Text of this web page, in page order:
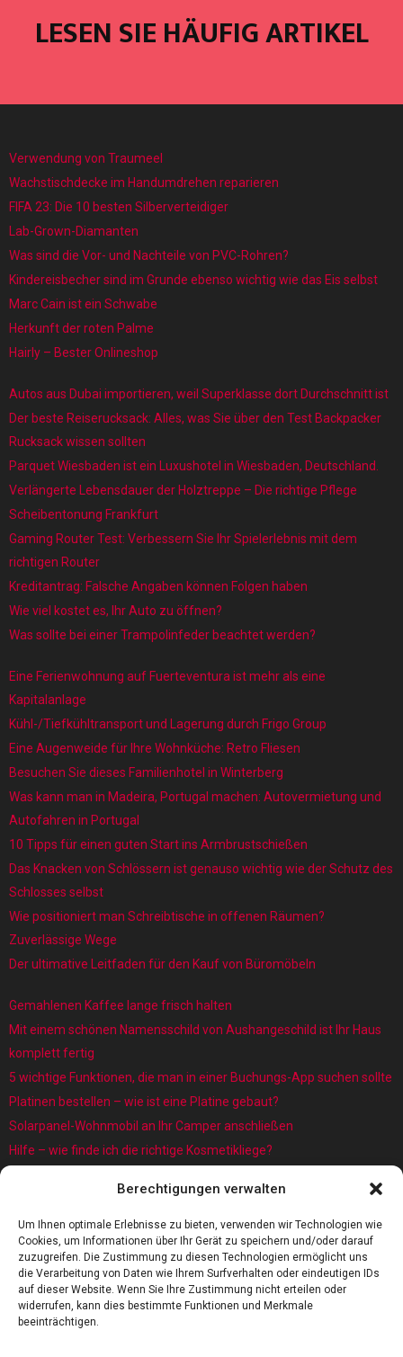
Berechtigungen verwalten
Um Ihnen optimale Erlebnisse zu bieten, verwenden wir Technologien wie
Cookies, um Informationen über Ihr Gerät zu speichern und/oder darauf
zuzugreifen. Die Zustimmung zu diesen Technologien ermöglicht uns
die Verarbeitung von Daten wie Ihrem Surfverhalten oder eindeutigen IDs
auf dieser Website. Wenn Sie Ihre Zustimmung nicht erteilen oder
widerrufen, kann dies bestimmte Funktionen und Merkmale
beeinträchtigen.
LESEN SIE HÄUFIG ARTIKEL
Verwendung von Traumeel
Wachstischdecke im Handumdrehen reparieren
FIFA 23: Die 10 besten Silberverteidiger
Lab-Grown-Diamanten
Was sind die Vor- und Nachteile von PVC-Rohren?
Kindereisbecher sind im Grunde ebenso wichtig wie das Eis selbst
Marc Cain ist ein Schwabe
Herkunft der roten Palme
Hairly – Bester Onlineshop
Autos aus Dubai importieren, weil Superklasse dort Durchschnitt ist
Der beste Reiserucksack: Alles, was Sie über den Test Backpacker
Rucksack wissen sollten
Parquet Wiesbaden ist ein Luxushotel in Wiesbaden, Deutschland.
Verlängerte Lebensdauer der Holztreppe – Die richtige Pflege
Scheibentonung Frankfurt
Gaming Router Test: Verbessern Sie Ihr Spielerlebnis mit dem
richtigen Router
Kreditantrag: Falsche Angaben können Folgen haben
Wie viel kostet es, Ihr Auto zu öffnen?
Was sollte bei einer Trampolinfeder beachtet werden?
Eine Ferienwohnung auf Fuerteventura ist mehr als eine
Kapitalanlage
Kühl-/Tiefkühltransport und Lagerung durch Frigo Group
Eine Augenweide für Ihre Wohnküche: Retro Fliesen
Besuchen Sie dieses Familienhotel in Winterberg
Was kann man in Madeira, Portugal machen: Autovermietung und
Autofahren in Portugal
10 Tipps für einen guten Start ins Armbrustschießen
Das Knacken von Schlössern ist genauso wichtig wie der Schutz des
Schlosses selbst
Wie positioniert man Schreibtische in offenen Räumen?
Zuverlässige Wege
Der ultimative Leitfaden für den Kauf von Büromöbeln
Gemahlenen Kaffee lange frisch halten
Mit einem schönen Namensschild von Aushangeschild ist Ihr Haus
komplett fertig
5 wichtige Funktionen, die man in einer Buchungs-App suchen sollte
Platinen bestellen – wie ist eine Platine gebaut?
Solarpanel-Wohnmobil an Ihr Camper anschließen
Hilfe – wie finde ich die richtige Kosmetikliege?
Kaffee rösten: Das Röstverfahren ist wichtig für das Aroma
5 Gründe, warum jedes Baby einen Baby Schwimmring benötigt